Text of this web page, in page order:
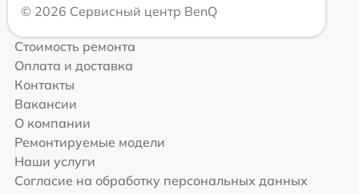
© 2026 Сервисный центр BenQ
Стоимость ремонта
Оплата и доставка
Контакты
Вакансии
О компании
Ремонтируемые модели
Наши услуги
Согласие на обработку персональных данных